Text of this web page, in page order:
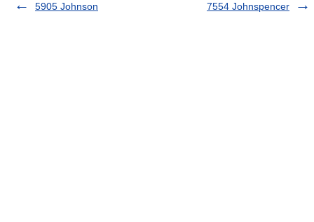
5905 Johnson
7554 Johnspencer